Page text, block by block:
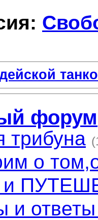
форум
трибуна
о
и